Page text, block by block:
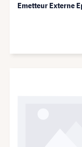
Emetteur Externe